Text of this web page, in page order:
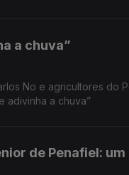
a chuva”
No e agricultores do
adivinha a chuva”
de Penafiel: